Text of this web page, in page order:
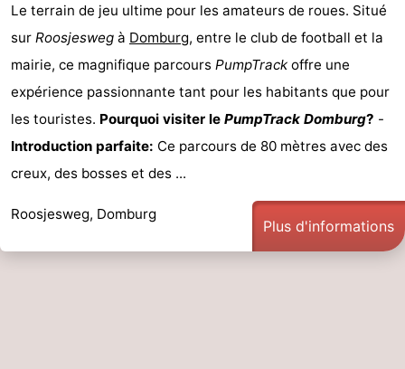
Le terrain de jeu ultime pour les amateurs de roues. Situé
sur Roosjesweg à Domburg, entre le club de football et la
mairie, ce magnifique parcours PumpTrack offre une
expérience passionnante tant pour les habitants que pour
les touristes. Pourquoi visiter le PumpTrack Domburg? -
Introduction parfaite: Ce parcours de 80 mètres avec des
creux, des bosses et des ...
Roosjesweg, Domburg
Plus d'informations